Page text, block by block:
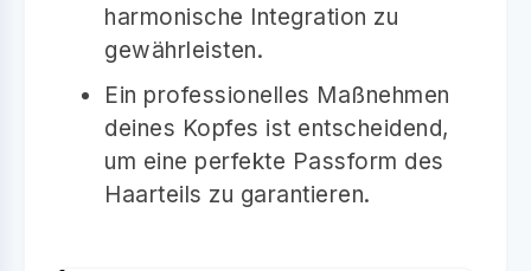
harmonische Integration zu
gewährleisten.
Ein professionelles Maßnehmen
deines Kopfes ist entscheidend,
um eine perfekte Passform des
Haarteils zu garantieren.